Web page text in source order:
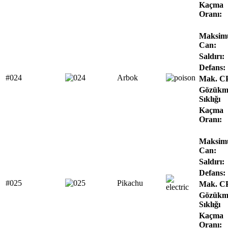
Kaçma
Oranı:
#024 Arbok
Can:
Saldırı:
Defans:
Mak.
Sıklığı
Kaçma
Oranı:
#025 Pikachu
Can:
Saldırı:
Defans:
Mak.
Sıklığı
Kaçma
Oranı: